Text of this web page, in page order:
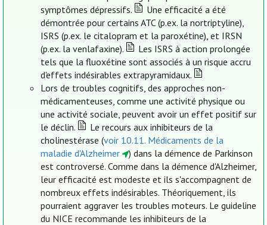
symptômes dépressifs.
Une efficacité a été
démontrée pour certains ATC (p.ex. la nortriptyline),
ISRS (p.ex. le citalopram et la paroxétine), et IRSN
(p.ex. la venlafaxine).
Les ISRS à action prolongée
tels que la fluoxétine sont associés à un risque accru
d'effets indésirables extrapyramidaux.
Lors de troubles cognitifs, des approches non-
médicamenteuses, comme une activité physique ou
une activité sociale, peuvent avoir un effet positif sur
le déclin.
Le recours aux inhibiteurs de la
cholinestérase (voir 10.11. Médicaments de la
maladie d'Alzheimer
) dans la démence de Parkinson
est controversé. Comme dans la démence d'Alzheimer,
leur efficacité est modeste et ils s'accompagnent de
nombreux effets indésirables. Théoriquement, ils
pourraient aggraver les troubles moteurs. Le guideline
du NICE recommande les inhibiteurs de la